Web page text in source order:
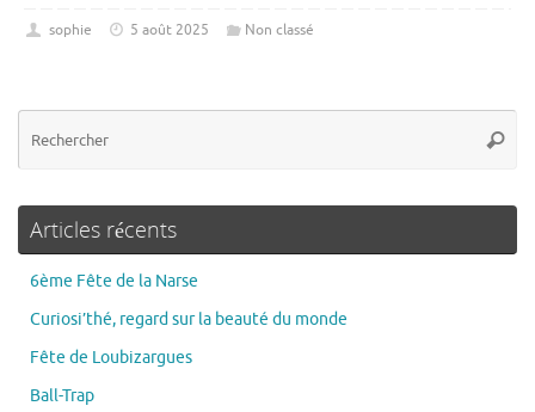
sophie 5 août 2025 Non classé
Articles récents
6ème Fête de la Narse
Curiosi’thé, regard sur la beauté du monde
Fête de Loubizargues
Ball-Trap